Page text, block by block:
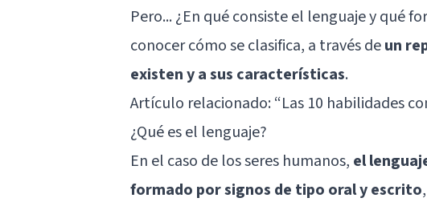
Pero... ¿En qué consiste el lenguaje y qué
conocer cómo se clasifica, a través deun
existen y a sus características.
Artículo relacionado: “Las 10 habilidades
¿Qué es el lenguaje?
En el caso de los seres humanos, el
formado por signos de tipo oral y escrito